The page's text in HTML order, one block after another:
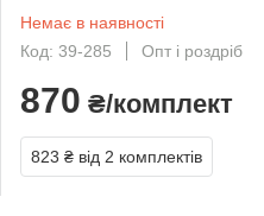
Немає в наявності
Код: 39-285
Опт і роздріб
870 ₴/комплект
823 ₴ від 2 комплектів